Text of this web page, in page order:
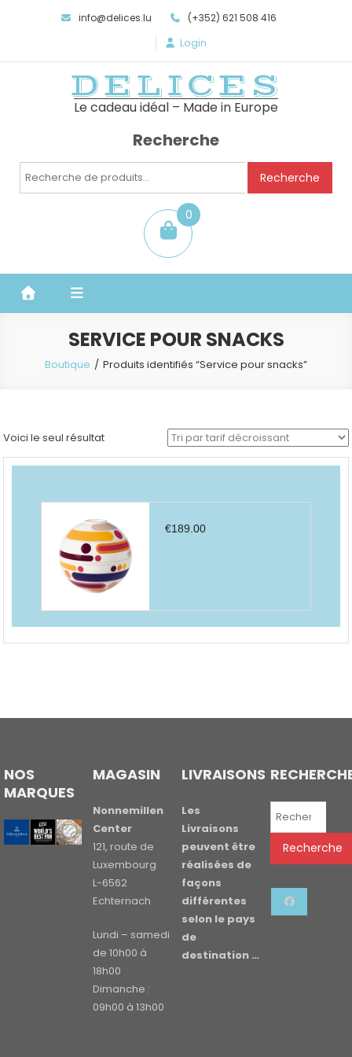
info@delices.lu (+352) 621 508 416
Login
DELICES
Le cadeau idéal – Made in Europe
Recherche
Recherche
Recherche
0
item
SERVICE POUR SNACKS
Boutique Produits identifiés “Service pour snacks”
Voici le seul résultat
€189.00
NOS
MARQUES
MAGASIN
Nonnemillen
Center
121, route de
Luxembourg
L-6562
Echternach
Lundi – samedi
de 10h00 à
18h00
Dimanche :
09h00 à 13h00
LIVRAISONS
Les
Livraisons
peuvent être
réalisées de
façons
différentes
selon le pays
de
destination …
Recherche